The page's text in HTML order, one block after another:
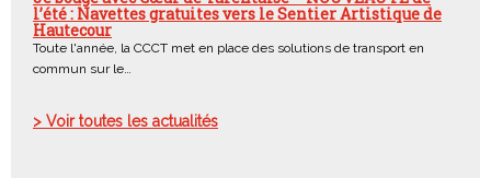
l’été : Navettes gratuites vers le Sentier Artistique de
Hautecour
Toute l'année, la CCCT met en place des solutions de transport en
commun sur le…
> Voir toutes les actualités